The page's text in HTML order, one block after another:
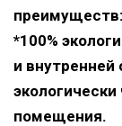
преимуществ:
*100%
и
помещения.